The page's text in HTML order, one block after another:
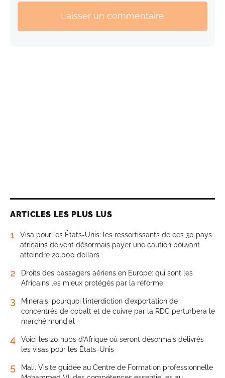
Laisser un commentaire
ARTICLES LES PLUS LUS
1
Visa pour les États-Unis: les ressortissants de ces 30 pays
africains doivent désormais payer une caution pouvant
atteindre 20.000 dollars
2
Droits des passagers aériens en Europe: qui sont les
Africains les mieux protégés par la réforme
3
Minerais: pourquoi l’interdiction d’exportation de
concentrés de cobalt et de cuivre par la RDC perturbera le
marché mondial
4
Voici les 20 hubs d’Afrique où seront désormais délivrés
les visas pour les États-Unis
5
Mali. Visite guidée au Centre de Formation professionnelle